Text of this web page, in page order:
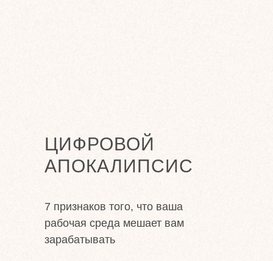
ЦИФРОВОЙ
АПОКАЛИПСИС
7 признаков того, что ваша
рабочая среда мешает вам
зарабатывать